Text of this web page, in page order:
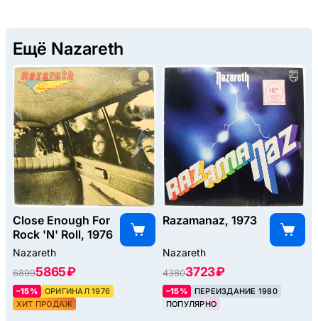
Ещё Nazareth
Close Enough For
Rock 'N' Roll, 1976
Nazareth
68995865 ₽
–15%
ОРИГИНАЛ 1976
ХИТ ПРОДАЖ
Razamanaz, 1973
Nazareth
43803723 ₽
–15%
ПЕРЕИЗДАНИЕ 1980
ПОПУЛЯРНО